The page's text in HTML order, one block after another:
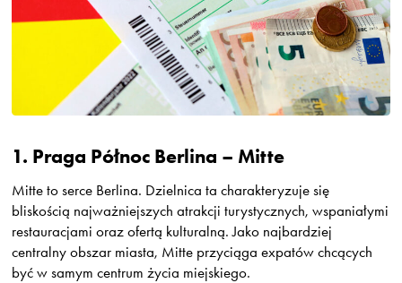
1. Praga Północ Berlina – Mitte
Mitte to serce Berlina. Dzielnica ta charakteryzuje się
bliskością najważniejszych atrakcji turystycznych, wspaniałymi
restauracjami oraz ofertą kulturalną. Jako najbardziej
centralny obszar miasta, Mitte przyciąga expatów chcących
być w samym centrum życia miejskiego.